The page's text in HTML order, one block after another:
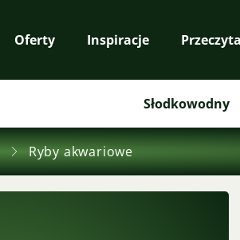
Oferty Inspiracje
Słodkowodny
Ryby akwariowe